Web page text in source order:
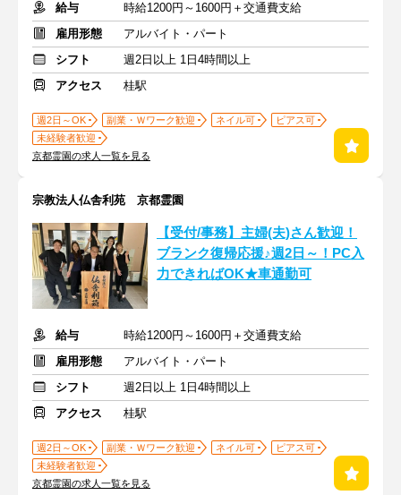
給与
時給1200円～1600円＋交通費支給
雇用形態
アルバイト・パート
シフト
週2日以上 1日4時間以上
アクセス
桂駅
週2日～OK 副業・Ｗワーク歓迎 ネイル可
ピアス可
未経験者歓迎
京都霊園の求人一覧を見る
宗教法人仏舎利苑 京都霊園
【受付/事務】主婦(夫)さん歓迎！
ブランク復帰応援♪週2日～！PC入
力できればOK★車通勤可
給与
時給1200円～1600円＋交通費支給
雇用形態
アルバイト・パート
シフト
週2日以上 1日4時間以上
アクセス
桂駅
週2日～OK 副業・Ｗワーク歓迎 ネイル可
ピアス可
未経験者歓迎
京都霊園の求人一覧を見る